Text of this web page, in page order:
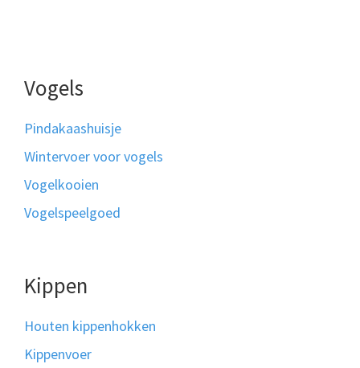
Vogels
Pindakaashuisje
Wintervoer voor vogels
Vogelkooien
Vogelspeelgoed
Kippen
Houten kippenhokken
Kippenvoer